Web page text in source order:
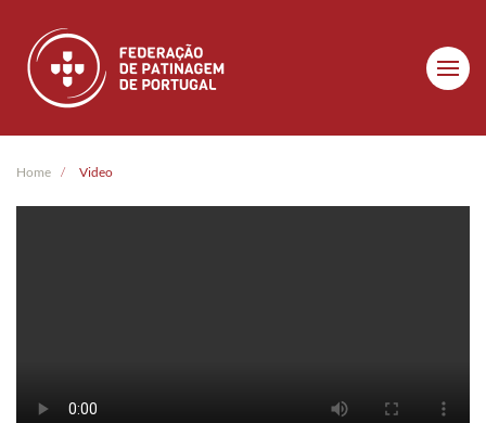
Skip to main content
Home Video